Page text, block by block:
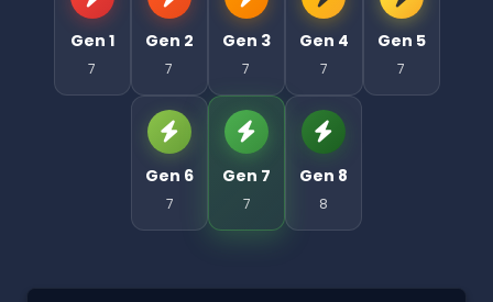
Gen 1
7
Gen 2
7
Gen 3
7
Gen 4
7
Gen 5
7
Gen 6
7
Gen 7
7
Gen 8
8